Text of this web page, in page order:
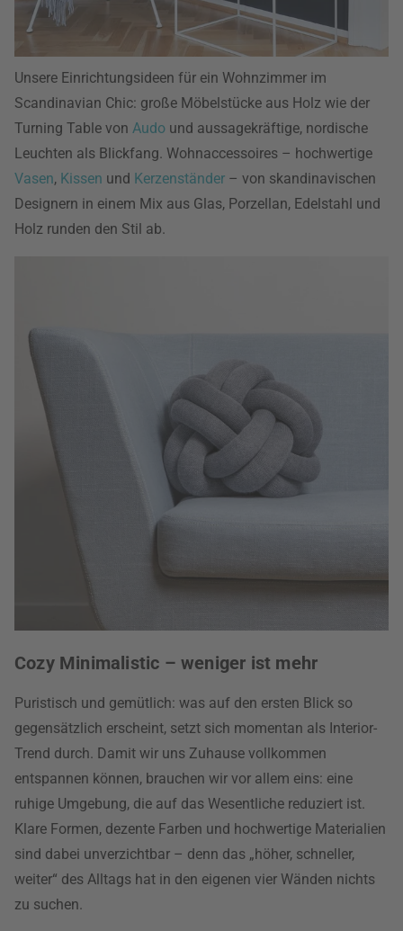
Unsere Einrichtungsideen für ein Wohnzimmer im
Scandinavian Chic: große Möbelstücke aus Holz wie der
Turning Table von Audo und aussagekräftige, nordische
Leuchten als Blickfang. Wohnaccessoires – hochwertige
Vasen, Kissen und Kerzenständer – von skandinavischen
Designern in einem Mix aus Glas, Porzellan, Edelstahl und
Holz runden den Stil ab.
Cozy Minimalistic – weniger ist mehr
Puristisch und gemütlich: was auf den ersten Blick so
gegensätzlich erscheint, setzt sich momentan als Interior-
Trend durch. Damit wir uns Zuhause vollkommen
entspannen können, brauchen wir vor allem eins: eine
ruhige Umgebung, die auf das Wesentliche reduziert ist.
Klare Formen, dezente Farben und hochwertige Materialien
sind dabei unverzichtbar – denn das „höher, schneller,
weiter“ des Alltags hat in den eigenen vier Wänden nichts
zu suchen.